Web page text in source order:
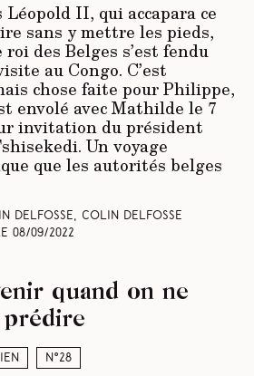
Léopold II, qui accapara ce
sans y mettre les pieds,
roi des Belges s’est fendu
au Congo. C’est
chose faite pour Philippe,
envolé avec Mathilde le 7
invitation du président
Un voyage
que les autorités belges
Delfosse, Colin Delfosse
08/09/2022
N°28
quand on ne